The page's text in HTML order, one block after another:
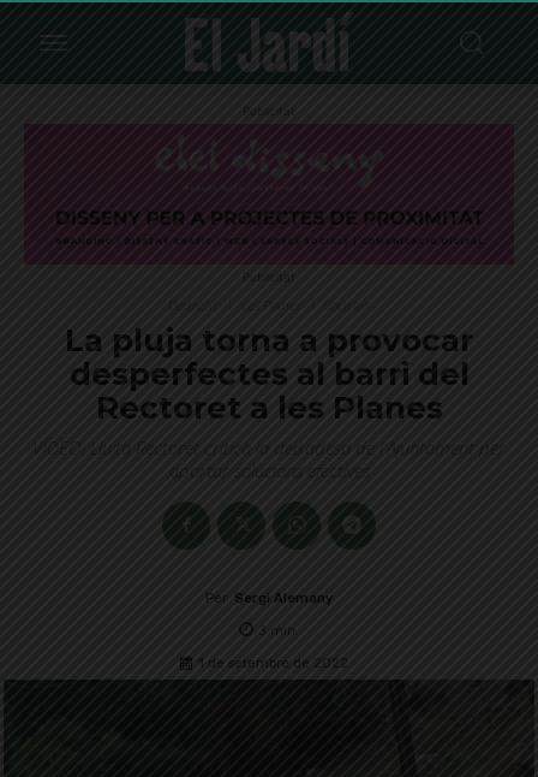
Publicitat
Publicitat
La pluja torna a provocar
desperfectes al barri del
Rectoret a les Planes
VÍDEO. Lluita Rectoret critica la deixadesa de l'Ajuntament per
aportar solucions efectives
Per Sergi Alemany
3 min.
1 de setembre de 2022